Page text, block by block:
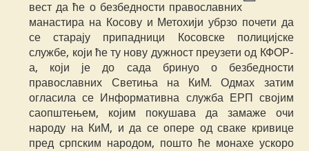
вест да ће о безбедности православних
манастира на Косову и Метохији убрзо почети да
се старају припадници Косовске полицијске
службе, који ће ту нову дужност преузети од КФОР-
а, који је до сада бринуо о безбедности
православних Светиња на КиМ. Одмах затим
огласила се Информативна служба ЕРП својим
саопштењем, којим покушава да замаже очи
народу на КиМ, и да се опере од сваке кривице
пред српским народом, пошто ће монахе ускоро